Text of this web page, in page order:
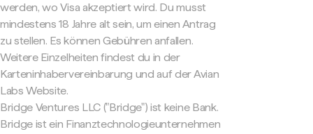
werden, wo Visa akzeptiert wird. Du musst
mindestens 18 Jahre alt sein, um einen Antrag
zu stellen. Es können Gebühren anfallen.
Weitere Einzelheiten findest du in der
Karteninhabervereinbarung und auf der Avian
Labs Website.
Bridge Ventures LLC ("Bridge") ist keine Bank.
Bridge ist ein Finanztechnologieunternehmen